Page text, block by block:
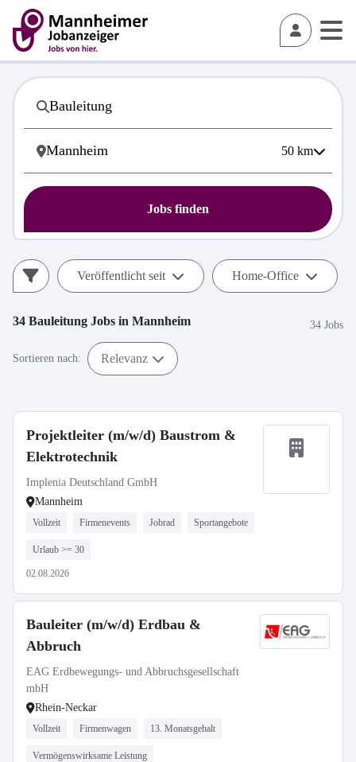
50 km
Jobs finden
Veröffentlicht seit Home-Office
34 Bauleitung Jobs in Mannheim 34 Jobs
Sortieren nach: Relevanz
Projektleiter (m/w/d) Baustrom &
Elektrotechnik
Implenia Deutschland GmbH
Mannheim
Vollzeit Firmenevents Jobrad Sportangebote
Urlaub >= 30
02.08.2026
Bauleiter (m/w/d) Erdbau &
Abbruch
EAG Erdbewegungs- und Abbruchsgesellschaft
mbH
Rhein-Neckar
Vollzeit Firmenwagen 13. Monatsgehalt
Vermögenswirksame Leistung